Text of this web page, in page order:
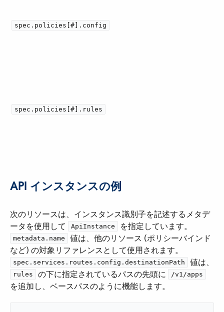
spec.policies[#].config
spec.policies[#].rules
API インスタンスの例
次のリソースは、インスタンス識別子を記述するメタデ
ータを使用して ​
ApiInstance ​ を指定しています。​
metadata.name
​ 値は、他のリソース (ポリシーバインド
など) の対象リファレンスとして使用されます。​
spec.services.routes.config.destinationPath ​ 値は、​
rules ​ の下に指定されているパスの先頭に ​ /v1/apps
を追加し、ベースパスのように機能します。